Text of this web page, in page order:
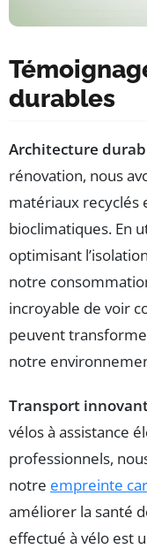
durables
Architecture
rénovation, nous
matériaux recyclés
bioclimatiques. En
optimisant
notre
incroyable de voir
peuvent
notre
Transport
vélos à assistance
professionnels,
notre empreinte
améliorer la santé
effectué à vélo est